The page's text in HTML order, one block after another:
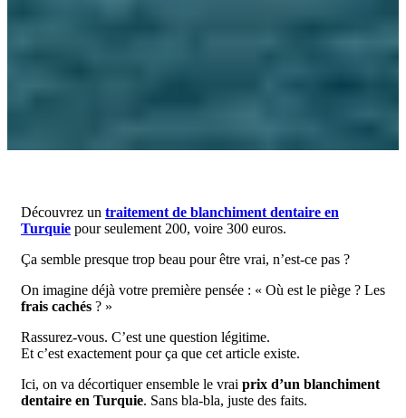
Découvrez un traitement de blanchiment dentaire en
Turquie pour seulement 200, voire 300 euros.
Ça semble presque trop beau pour être vrai, n’est-ce pas ?
On imagine déjà votre première pensée : « Où est le piège ? Les
frais cachés ? »
Rassurez-vous. C’est une question légitime.
Et c’est exactement pour ça que cet article existe.
Ici, on va décortiquer ensemble le vrai prix d’un blanchiment
dentaire en Turquie. Sans bla-bla, juste des faits.